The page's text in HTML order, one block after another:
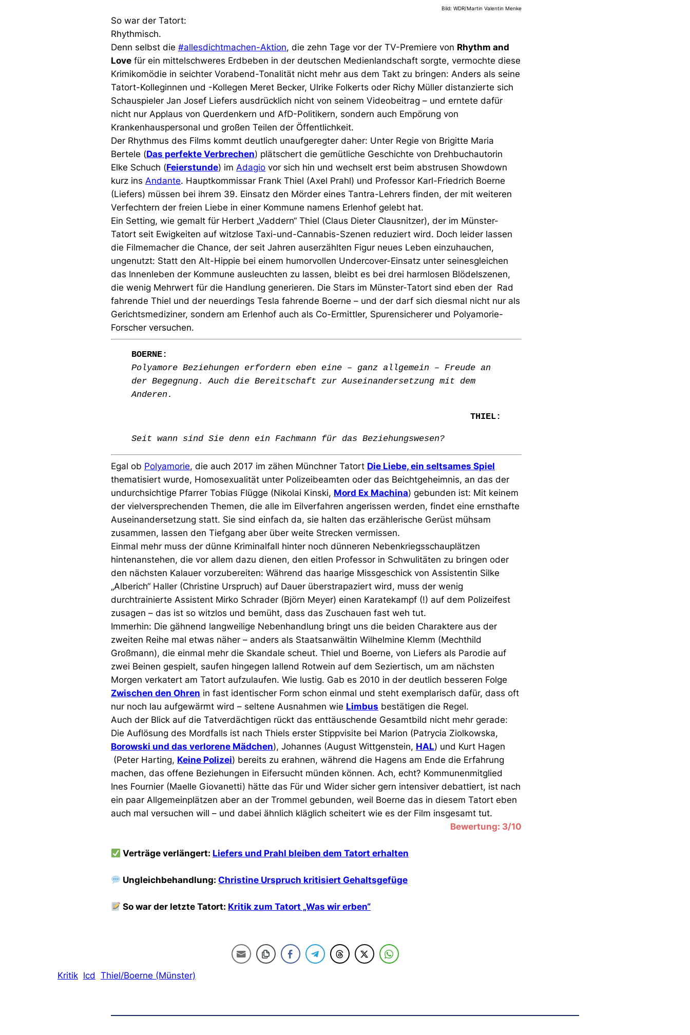
Bild: WDR/Martin Valentin Menke
So war der Tatort:
Rhythmisch.
Denn selbst die #allesdichtmachen-Aktion, die zehn Tage vor der TV-Premiere von Rhythm and
Love für ein mittelschweres Erdbeben in der deutschen Medienlandschaft sorgte, vermochte diese
Krimikomödie in seichter Vorabend-Tonalität nicht mehr aus dem Takt zu bringen: Anders als seine
Tatort-Kolleginnen und -Kollegen Meret Becker, Ulrike Folkerts oder Richy Müller distanzierte sich
Schauspieler Jan Josef Liefers ausdrücklich nicht von seinem Videobeitrag – und erntete dafür
nicht nur Applaus von Querdenkern und AfD-Politikern, sondern auch Empörung von
Krankenhauspersonal und großen Teilen der Öffentlichkeit.
Der Rhythmus des Films kommt deutlich unaufgeregter daher: Unter Regie von Brigitte Maria
Bertele (Das perfekte Verbrechen) plätschert die gemütliche Geschichte von Drehbuchautorin
Elke Schuch (Feierstunde) im Adagio vor sich hin und wechselt erst beim abstrusen Showdown
kurz ins Andante. Hauptkommissar Frank Thiel (Axel Prahl) und Professor Karl-Friedrich Boerne
(Liefers) müssen bei ihrem 39. Einsatz den Mörder eines Tantra-Lehrers finden, der mit weiteren
Verfechtern der freien Liebe in einer Kommune namens Erlenhof gelebt hat.
Ein Setting, wie gemalt für Herbert „Vaddern“ Thiel (Claus Dieter Clausnitzer), der im Münster-
Tatort seit Ewigkeiten auf witzlose Taxi-und-Cannabis-Szenen reduziert wird. Doch leider lassen
die Filmemacher die Chance, der seit Jahren auserzählten Figur neues Leben einzuhauchen,
ungenutzt: Statt den Alt-Hippie bei einem humorvollen Undercover-Einsatz unter seinesgleichen
das Innenleben der Kommune ausleuchten zu lassen, bleibt es bei drei harmlosen Blödelszenen,
die wenig Mehrwert für die Handlung generieren. Die Stars im Münster-Tatort sind eben der Rad
fahrende Thiel und der neuerdings Tesla fahrende Boerne – und der darf sich diesmal nicht nur als
Gerichtsmediziner, sondern am Erlenhof auch als Co-Ermittler, Spurensicherer und Polyamorie-
Forscher versuchen.
BOERNE:
Polyamore Beziehungen erfordern eben eine – ganz allgemein – Freude an
der Begegnung. Auch die Bereitschaft zur Auseinandersetzung mit dem
Anderen.
THIEL:
Seit wann sind Sie denn ein Fachmann für das Beziehungswesen?
Egal ob Polyamorie, die auch 2017 im zähen Münchner Tatort Die Liebe, ein seltsames Spiel
thematisiert wurde, Homosexualität unter Polizeibeamten oder das Beichtgeheimnis, an das der
undurchsichtige Pfarrer Tobias Flügge (Nikolai Kinski, Mord Ex Machina) gebunden ist: Mit keinem
der vielversprechenden Themen, die alle im Eilverfahren angerissen werden, findet eine ernsthafte
Auseinandersetzung statt. Sie sind einfach da, sie halten das erzählerische Gerüst mühsam
zusammen, lassen den Tiefgang aber über weite Strecken vermissen.
Einmal mehr muss der dünne Kriminalfall hinter noch dünneren Nebenkriegsschauplätzen
hintenanstehen, die vor allem dazu dienen, den eitlen Professor in Schwulitäten zu bringen oder
den nächsten Kalauer vorzubereiten: Während das haarige Missgeschick von Assistentin Silke
„Alberich“ Haller (Christine Urspruch) auf Dauer überstrapaziert wird, muss der wenig
durchtrainierte Assistent Mirko Schrader (Björn Meyer) einen Karatekampf (!) auf dem Polizeifest
zusagen – das ist so witzlos und bemüht, dass das Zuschauen fast weh tut.
Immerhin: Die gähnend langweilige Nebenhandlung bringt uns die beiden Charaktere aus der
zweiten Reihe mal etwas näher – anders als Staatsanwältin Wilhelmine Klemm (Mechthild
Großmann), die einmal mehr die Skandale scheut. Thiel und Boerne, von Liefers als Parodie auf
zwei Beinen gespielt, saufen hingegen lallend Rotwein auf dem Seziertisch, um am nächsten
Morgen verkatert am Tatort aufzulaufen. Wie lustig. Gab es 2010 in der deutlich besseren Folge
Zwischen den Ohren in fast identischer Form schon einmal und steht exemplarisch dafür, dass oft
nur noch lau aufgewärmt wird – seltene Ausnahmen wie Limbus bestätigen die Regel.
Auch der Blick auf die Tatverdächtigen rückt das enttäuschende Gesamtbild nicht mehr gerade:
Die Auflösung des Mordfalls ist nach Thiels erster Stippvisite bei Marion (Patrycia Ziolkowska,
Borowski und das verlorene Mädchen), Johannes (August Wittgenstein, HAL) und Kurt Hagen
(Peter Harting, Keine Polizei) bereits zu erahnen, während die Hagens am Ende die Erfahrung
machen, das offene Beziehungen in Eifersucht münden können. Ach, echt? Kommunenmitglied
Ines Fournier (Maelle Giovanetti) hätte das Für und Wider sicher gern intensiver debattiert, ist nach
ein paar Allgemeinplätzen aber an der Trommel gebunden, weil Boerne das in diesem Tatort eben
auch mal versuchen will – und dabei ähnlich kläglich scheitert wie es der Film insgesamt tut.
Bewertung: 3/10
Verträge verlängert: Liefers und Prahl bleiben dem Tatort erhalten
Ungleichbehandlung:Christine Urspruch kritisiert Gehaltsgefüge
So war der letzte Tatort: Kritik zum Tatort „Was wir erben“
Kritik lcd Thiel/Boerne (Münster)